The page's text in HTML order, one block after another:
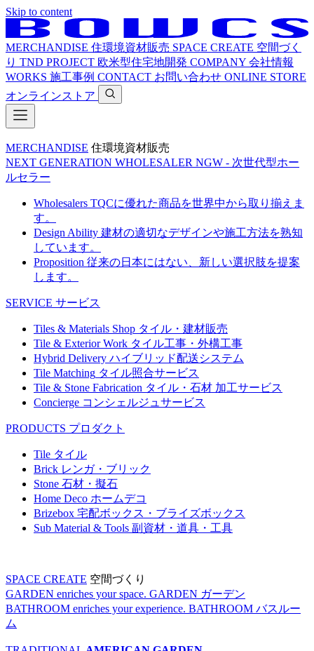
Skip to content
MERCHANDISE 住環境資材販売 SPACE CREATE 空間づく
り TND PROJECT 欧米型住宅地開発 COMPANY 会社情報
WORKS 施工事例 CONTACT お問い合わせ ONLINE STORE
オンラインストア
MERCHANDISE 住環境資材販売
NEXT GENERATION WHOLESALER NGW - 次世代型ホー
ルセラー
Wholesalers TQCに優れた商品を世界中から取り揃えま
す。
Design Ability 建材の適切なデザインや施工方法を熟知
しています。
Proposition 従来の日本にはない、新しい選択肢を提案
します。
SERVICE サービス
Tiles & Materials Shop タイル・建材販売
Tile & Exterior Work タイル工事・外構工事
Hybrid Delivery ハイブリッド配送システム
Tile Matching タイル照合サービス
Tile & Stone Fabrication タイル・石材 加工サービス
Concierge コンシェルジュサービス
PRODUCTS プロダクト
Tile タイル
Brick レンガ・ブリック
Stone 石材・擬石
Home Deco ホームデコ
Brizebox 宅配ボックス・ブライズボックス
Sub Material & Tools 副資材・道具・工具
SPACE CREATE 空間づくり
GARDEN enriches your space. GARDEN ガーデン
BATHROOM enriches your experience. BATHROOM バスルー
ム